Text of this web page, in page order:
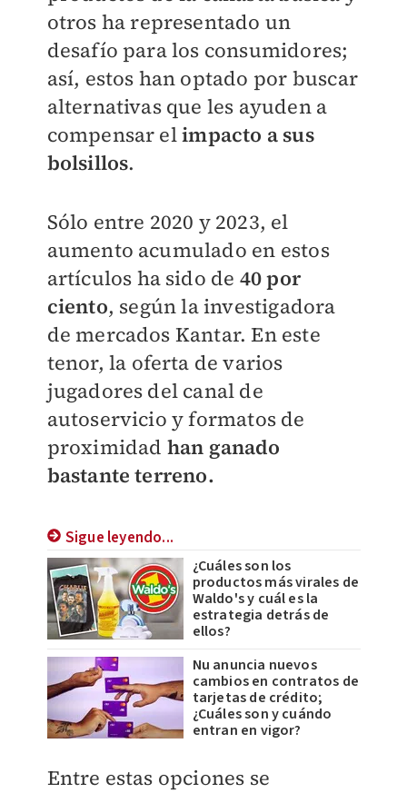
otros ha representado un
desafío para los consumidores;
así, estos han optado por buscar
alternativas que les ayuden a
compensar elimpacto a sus
bolsillos.
Sólo entre 2020 y 2023, el
aumento acumulado en estos
artículos ha sido de 40 por
ciento, según la investigadora
de mercados Kantar. En este
tenor, la oferta de varios
jugadores del canal de
autoservicio y formatos de
proximidad han ganado
bastante terreno.
Sigue leyendo...
¿Cuáles son los
productos más virales de
Waldo's y cuál es la
estrategia detrás de
ellos?
Nu anuncia nuevos
cambios en contratos de
tarjetas de crédito;
¿Cuáles son y cuándo
entran en vigor?
Entre estas opciones se